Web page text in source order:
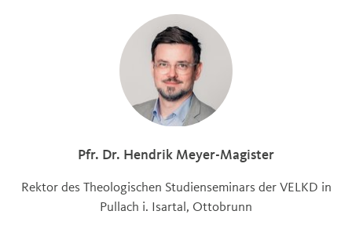
Pfr. Dr. Hendrik Meyer-Magister
Rektor des Theologischen Studienseminars der VELKD in
Pullach i. Isartal, Ottobrunn